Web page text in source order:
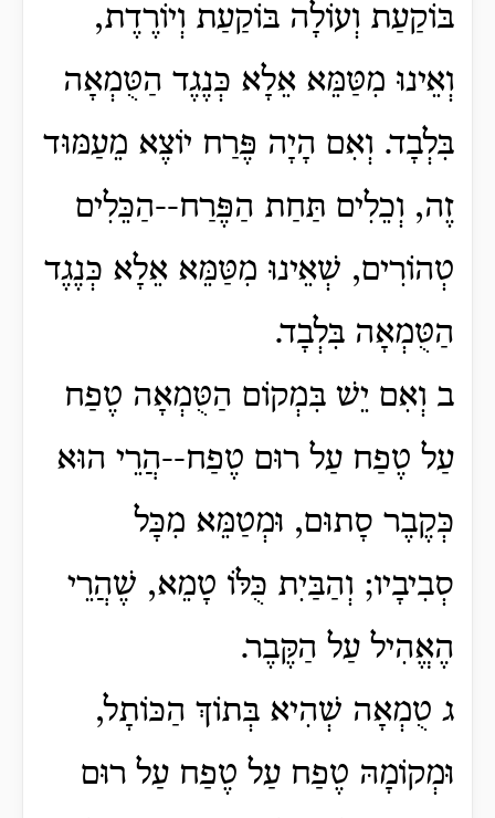
בּוֹקַעַת וְעוֹלָה בּוֹקַעַת וְיוֹרֶדֶת,
וְאֵינוּ מִטַּמֵּא אֵלָא כְּנֶגֶד הַטֻּמְאָה
בִּלְבָד. וְאִם הָיָה פֶּרַח יוֹצֶא מֵעַמּוּד
זֶה, וְכֵלִים תַּחַת הַפֶּרַח--הַכֵּלִים
טְהוֹרִים, שְׁאֵינוּ מִטַּמֵּא אֵלָא כְּנֶגֶד
הַטֻּמְאָה בִּלְבָד.
ב וְאִם יֵשׁ בִּמְקוֹם הַטֻּמְאָה טֶפַח
עַל טֶפַח עַל רוּם טֶפַח--הֲרֵי הוּא
כְּקֶבֶר סָתוּם, וּמְטַמֵּא מִכָּל
סְבִיבָיו; וְהַבַּיִת כֻּלּוֹ טָמֵא, שֶׁהֲרֵי
הֶאֱהִיל עַל הַקֶּבֶר.
ג טֻמְאָה שְׁהִיא בְּתוֹךְ הַכּוֹתָל,
וּמְקוֹמָהּ טֶפַח עַל טֶפַח עַל רוּם